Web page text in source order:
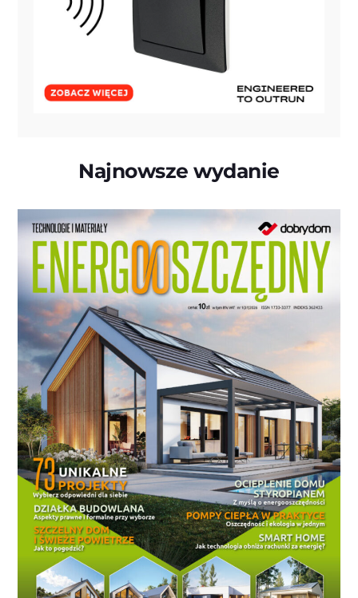
Najnowsze wydanie